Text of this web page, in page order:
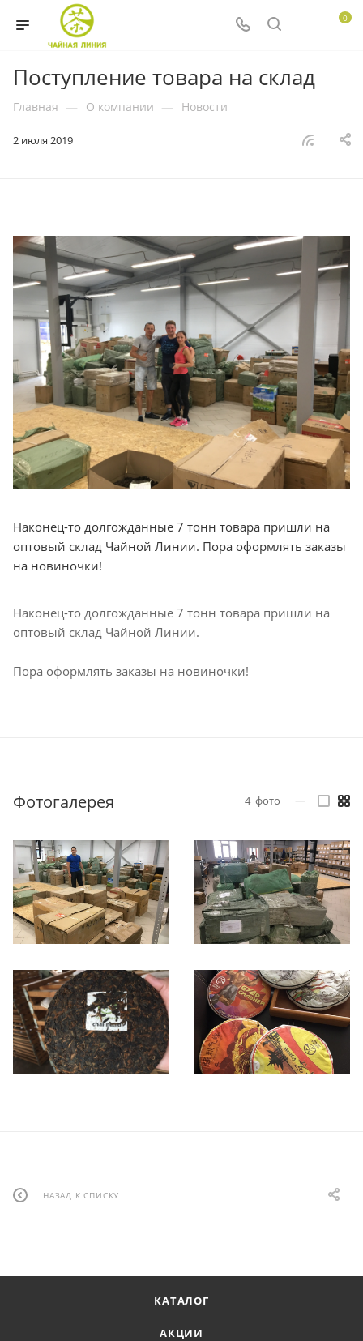
0
Поступление товара на склад
Главная — О компании — Новости
2 июля 2019
Наконец-то долгожданные 7 тонн товара пришли на
оптовый склад Чайной Линии. Пора оформлять заказы
на новиночки!
Наконец-то долгожданные 7 тонн товара пришли на
оптовый склад Чайной Линии.
Пора оформлять заказы на новиночки!
Фотогалерея 4 фото
НАЗАД К СПИСКУ
КАТАЛОГ
АКЦИИ